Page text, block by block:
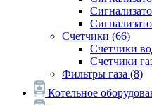
Счетчики (66)
Счетчики
Счетчики
Фильтры газа (8)
Котельное